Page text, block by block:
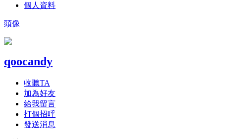
個人資料
頭像
qoocandy
收聽TA
加為好友
給我留言
打個招呼
發送消息